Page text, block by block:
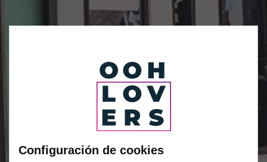
Configuración de cookies